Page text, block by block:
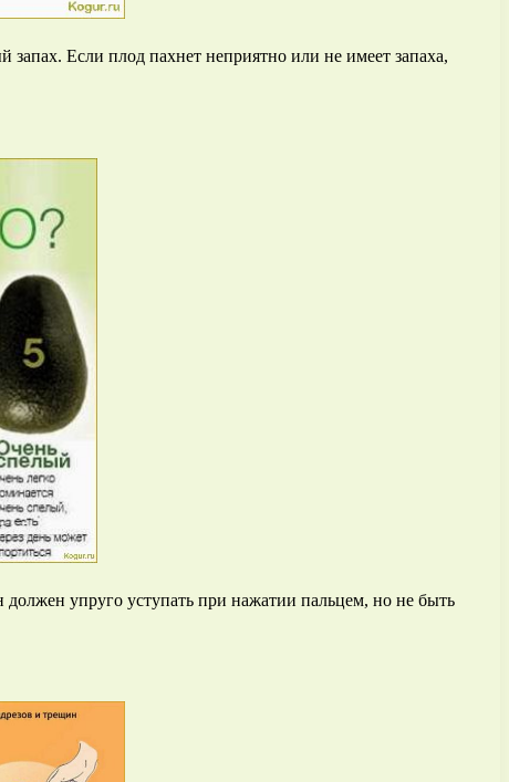
Если плод пахнет неприятно или не имеет запаха,
упруго уступать при нажатии пальцем, но не быть